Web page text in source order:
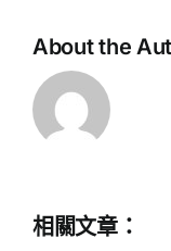
About the
相關文章：中